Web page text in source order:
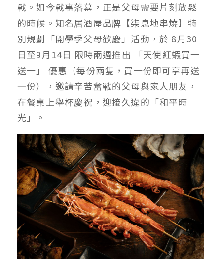
戰。如今戰事落幕，正是父母需要片刻放鬆
的時候。知名居酒屋品牌【柒息地串燒】特
別規劃「開學季父母歡慶」活動，於 8月30
日至9月14日 限時兩週推出 「天使紅蝦買一
送一」 優惠（每份兩隻，買一份即可享再送
一份），邀請辛苦奮戰的父母與家人朋友，
在餐桌上舉杯慶祝，迎接久違的「和平時
光」。